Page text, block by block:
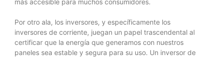
Por otro ala, los inversores, y específicamente los
inversores de corriente, juegan un papel trascendental al
certificar que la energía que generamos con nuestros
paneles sea estable y segura para su uso. Un inversor de